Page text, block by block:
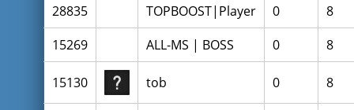
28835 TOPBOOST|Player 0
8
15269
ALL-MS | BOSS 0 8
15130 tob 0 8